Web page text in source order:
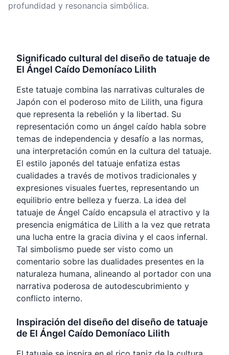
profundidad y resonancia simbólica.
Significado cultural del diseño de tatuaje de
El Ángel Caído Demoníaco Lilith
Este tatuaje combina las narrativas culturales de
Japón con el poderoso mito de Lilith, una figura
que representa la rebelión y la libertad. Su
representación como un ángel caído habla sobre
temas de independencia y desafío a las normas,
una interpretación común en la cultura del tatuaje.
El estilo japonés del tatuaje enfatiza estas
cualidades a través de motivos tradicionales y
expresiones visuales fuertes, representando un
equilibrio entre belleza y fuerza. La idea del
tatuaje de Ángel Caído encapsula el atractivo y la
presencia enigmática de Lilith a la vez que retrata
una lucha entre la gracia divina y el caos infernal.
Tal simbolismo puede ser visto como un
comentario sobre las dualidades presentes en la
naturaleza humana, alineando al portador con una
narrativa poderosa de autodescubrimiento y
conflicto interno.
Inspiración del diseño del diseño de tatuaje
de El Ángel Caído Demoníaco Lilith